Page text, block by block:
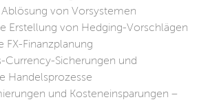
von Vorsystemen
Erstellung von Hedging-Vorschlägen
FX-Finanzplanung
Currency-Sicherungen und
Handelsprozesse
und Kosteneinsparungen –